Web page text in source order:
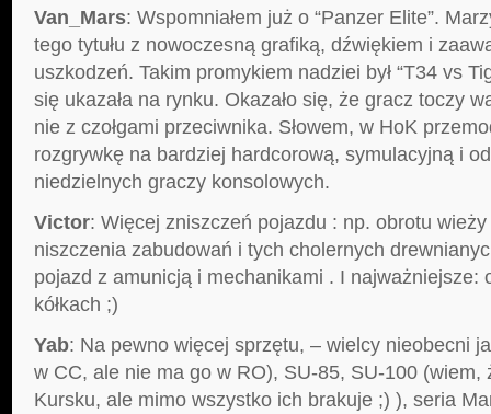
Van_Mars: Wspomniałem już o “Panzer Elite”.
tego tytułu z nowoczesną grafiką, dźwiękiem i
uszkodzeń. Takim promykiem nadziei był “T34 vs
się ukazała na rynku. Okazało się, że gracz toczy
nie z czołgami przeciwnika. Słowem, w HoK
rozgrywkę na bardziej hardcorową, symulacyjną i
niedzielnych graczy konsolowych.
Victor: Więcej zniszczeń pojazdu : np. obrotu
niszczenia zabudowań i tych cholernych
pojazd z amunicją i mechanikami . I najważniejsze:
kółkach ;)
Yab: Na pewno więcej sprzętu, – wielcy nieobecni
w CC, ale nie ma go w RO), SU-85, SU-100 (wiem,
Kursku, ale mimo wszystko ich brakuje ;) ), seria